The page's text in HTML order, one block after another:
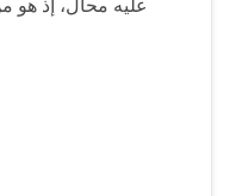
عليه محال، إذ هو